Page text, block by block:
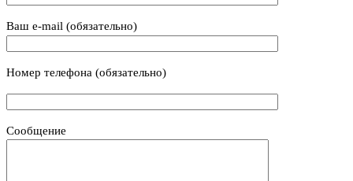
Ваш e-mail (обязательно)
Номер телефона (обязательно)
Сообщение